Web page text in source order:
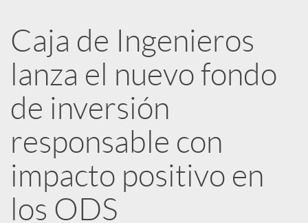
R
e
d
e
s
Caja de Ingenieros
lanza el nuevo fondo
de inversión
responsable con
impacto positivo en
los ODS